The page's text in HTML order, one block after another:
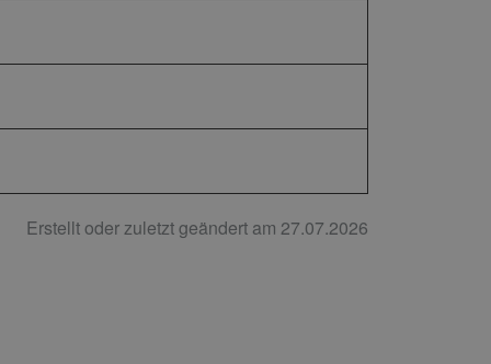
Erstellt oder zuletzt geändert am 27.07.2026